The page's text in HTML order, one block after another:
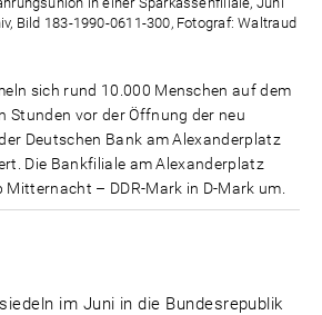
Bild 183-1990-0611-300, Fotograf: Waltraud
sich rund 10.000 Menschen auf dem
Stunden vor der Öffnung der neu
Deutschen Bank am Alexanderplatz
Die Bankfiliale am Alexanderplatz
– DDR-Mark in D-Mark um.
im Juni in die Bundesrepublik